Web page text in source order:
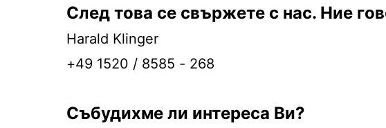
След това се свържете с нас. Ние
Harald Klinger
+49 1520 / 8585 - 268
Събудихме ли интереса Ви?